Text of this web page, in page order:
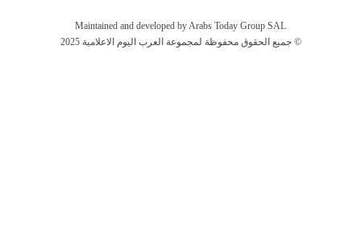
Maintained and developed by Arabs Today Group SAL
جميع الحقوق محفوظة لمجموعة العرب اليوم الاعلامية 2025 ©